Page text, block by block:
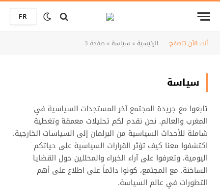
FR
أنت الآن تتصفح: الرئيسية» سياسة»صفحة 3
سياسة
تابعوا مع جريدة المجتمع آخر المستجدات السياسية في
المغرب والعالم. نحن نقدم لكم تحليلات معمقة وتغطية
شاملة للأحداث السياسية من البرلمان إلى السياسات الخارجية.
اكتشفوا معنا كيف تؤثر القرارات السياسية على حياتكم
اليومية، وتعرفوا على آراء الخبراء والمحللين حول القضايا
الساخنة. مع المجتمع، كونوا دائماً على اطلاع على أهم
التطورات في عالم السياسة.